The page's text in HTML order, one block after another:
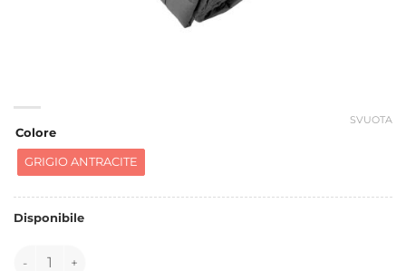
Colore
GRIGIO ANTRACITE
SVUOTA
Disponibile
147017 quantità